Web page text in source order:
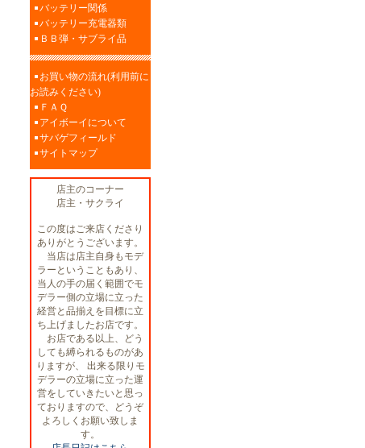
バッテリー関係
バッテリー充電器類
ＢＢ弾・サブライ品
お買い物の流れ(利用前に
お読みください)
ＦＡＱ
アイボーイについて
サバゲフィールド
サイトマップ
店主のコーナー
店主・サクライ
この度はご来店くださり
ありがとうございます。
当店は店主自身もモデ
ラーということもあり、
当人の手の届く範囲でモ
デラー側の立場に立った
経営と品揃えを目標に立
ち上げましたお店です。
お店である以上、どう
しても縛られるものがあ
りますが、 出来る限りモ
デラーの立場に立った運
営をしていきたいと思っ
ておりますので、どうぞ
よろしくお願い致しま
す。